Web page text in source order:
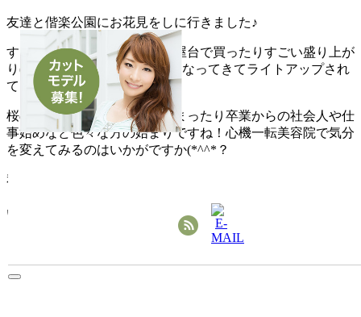
友達と偕楽公園にお花見をしに行きました♪
すごく人もいっぱいでみんな屋台で買ったりすごい盛り上が
り(*^^)vサクラも所々、満開になってきてライトアップされ
てより綺麗に見れました!!
桜の時期といえば新学期が始まったり卒業からの社会人や仕
事始めなど色々な方の始まりですね！心機一転美容院で気分
を変えてみるのはいかがですか(*^^*？
私も後輩が出来るのでもっとしっかり仕事を出来る人にな
います!!